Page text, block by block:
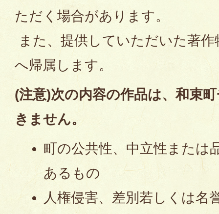
ただく場合があります。
また、提供していただいた著
へ帰属します。
(注意)次の内容の作品は、和束
きません。
町の公共性、中立性または
あるもの
人権侵害、差別若しくは名